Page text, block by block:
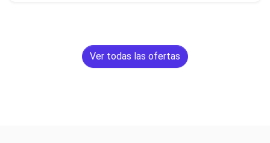
Ver todas las ofertas